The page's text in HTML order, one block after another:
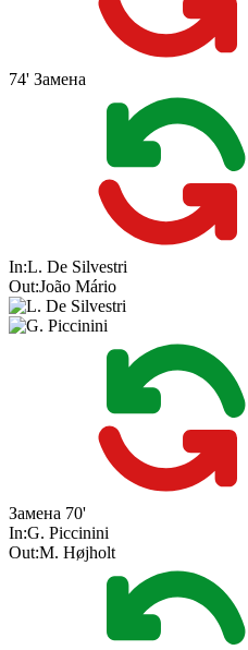
74' Замена
In:L. De Silvestri
Out:João Mário
Замена 70'
In:G. Piccinini
Out:M. Højholt